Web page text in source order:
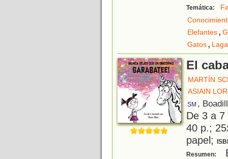
Temática:
Elefantes,
Gatos,
El
MARTÍN
ASIAIN
SM ,
De 3 a
40 p.;
papel;
Resumen: